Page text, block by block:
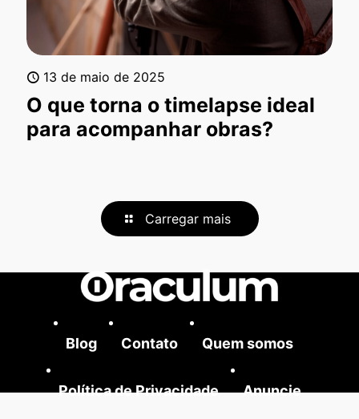
13 de maio de 2025
O que torna o timelapse ideal
para acompanhar obras?
Carregar mais
Blog Contato Quem somos
Política de Privacidade Anuncie